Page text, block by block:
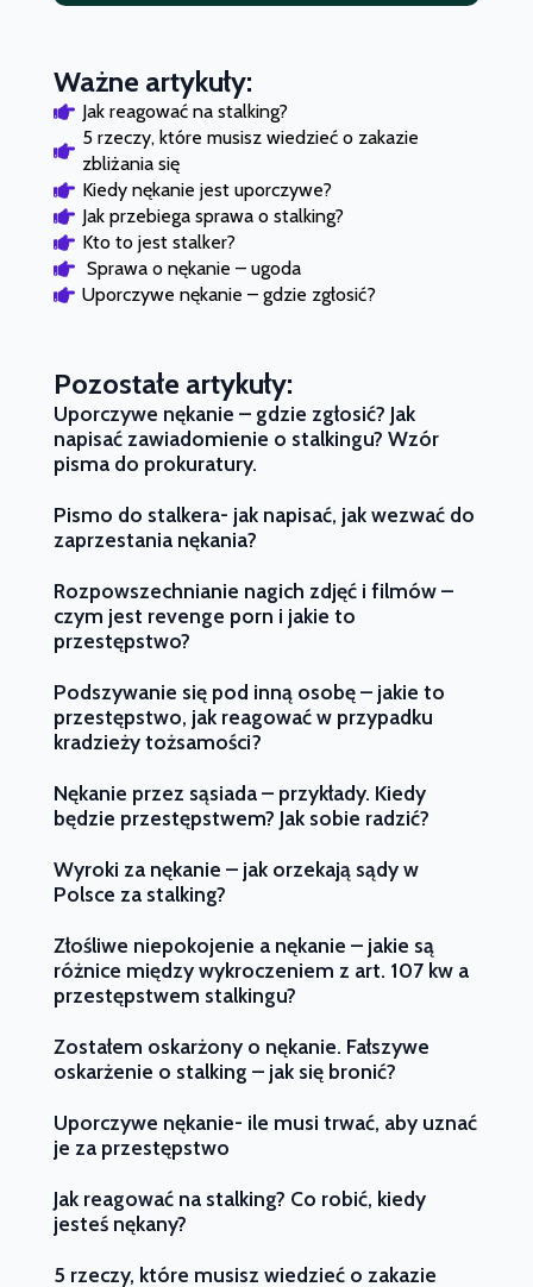
Ważne artykuły:
Jak reagować na stalking?
5 rzeczy, które musisz wiedzieć o zakazie
zbliżania się
Kiedy nękanie jest uporczywe?
Jak przebiega sprawa o stalking?
Kto to jest stalker?
Sprawa o nękanie – ugoda
Uporczywe nękanie – gdzie zgłosić?
Pozostałe artykuły:
Uporczywe nękanie – gdzie zgłosić? Jak
napisać zawiadomienie o stalkingu? Wzór
pisma do prokuratury.
Pismo do stalkera- jak napisać, jak wezwać do
zaprzestania nękania?
Rozpowszechnianie nagich zdjęć i filmów –
czym jest revenge porn i jakie to
przestępstwo?
Podszywanie się pod inną osobę – jakie to
przestępstwo, jak reagować w przypadku
kradzieży tożsamości?
Nękanie przez sąsiada – przykłady. Kiedy
będzie przestępstwem? Jak sobie radzić?
Wyroki za nękanie – jak orzekają sądy w
Polsce za stalking?
Złośliwe niepokojenie a nękanie – jakie są
różnice między wykroczeniem z art. 107 kw a
przestępstwem stalkingu?
Zostałem oskarżony o nękanie. Fałszywe
oskarżenie o stalking – jak się bronić?
Uporczywe nękanie- ile musi trwać, aby uznać
je za przestępstwo
Jak reagować na stalking? Co robić, kiedy
jesteś nękany?
5 rzeczy, które musisz wiedzieć o zakazie